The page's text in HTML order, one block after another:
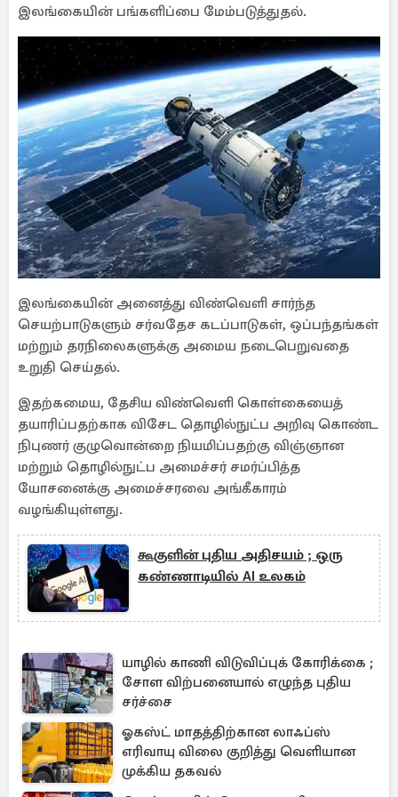
இலங்கையின் பங்களிப்பை மேம்படுத்துதல்.
இலங்கையின் அனைத்து விண்வெளி சார்ந்த
செயற்பாடுகளும் சர்வதேச கடப்பாடுகள், ஒப்பந்தங்கள்
மற்றும் தரநிலைகளுக்கு அமைய நடைபெறுவதை
உறுதி செய்தல்.
இதற்கமைய, தேசிய விண்வெளி கொள்கையைத்
தயாரிப்பதற்காக விசேட தொழில்நுட்ப அறிவு கொண்ட
நிபுணர் குழுவொன்றை நியமிப்பதற்கு விஞ்ஞான
மற்றும் தொழில்நுட்ப அமைச்சர் சமர்ப்பித்த
யோசனைக்கு அமைச்சரவை அங்கீகாரம்
வழங்கியுள்ளது.
கூகுளின் புதிய அதிசயம் ; ஒரு
கண்ணாடியில் AI உலகம்
யாழில் காணி விடுவிப்புக் கோரிக்கை ;
சோள விற்பனையால் எழுந்த புதிய
சர்ச்சை
ஓகஸ்ட் மாதத்திற்கான லாஃப்ஸ்
எரிவாயு விலை குறித்து வெளியான
முக்கிய தகவல்